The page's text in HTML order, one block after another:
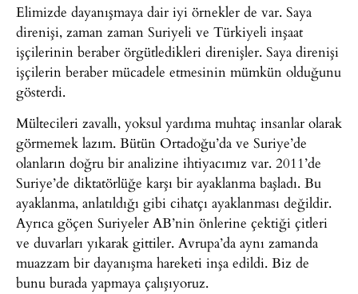
Elimizde dayanışmaya dair iyi örnekler de var. Saya
direnişi, zaman zaman Suriyeli ve Türkiyeli inşaat
işçilerinin beraber örgütledikleri direnişler. Saya direnişi
işçilerin beraber mücadele etmesinin mümkün olduğunu
gösterdi.
Mültecileri zavallı, yoksul yardıma muhtaç insanlar olarak
görmemek lazım. Bütün Ortadoğu’da ve Suriye’de
olanların doğru bir analizine ihtiyacımız var. 2011’de
Suriye’de diktatörlüğe karşı bir ayaklanma başladı. Bu
ayaklanma, anlatıldığı gibi cihatçı ayaklanması değildir.
Ayrıca göçen Suriyeler AB’nin önlerine çektiği çitleri
ve duvarları yıkarak gittiler. Avrupa’da aynı zamanda
muazzam bir dayanışma hareketi inşa edildi. Biz de
bunu burada yapmaya çalışıyoruz.